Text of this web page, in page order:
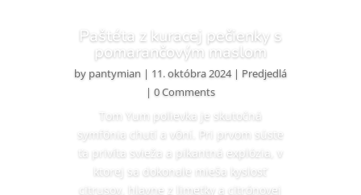
Paštéta z kuracej pečienky s
pomarančovým maslom
by pantymian | 11. októbra 2024| Predjedlá
| 0 Comments
Tom Yum polievka je skutočná
symfónia chutí a vôní. Pri prvom súste
ťa privíta svieža a pikantná explózia, v
ktorej sa dokonale mieša kyslosť
citrusov, hlavne z limetky a citrónovej